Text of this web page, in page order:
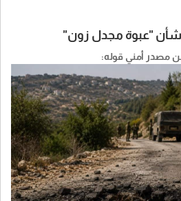
بشأن "عبوة مجدل زون"
مصدر أمني قوله: